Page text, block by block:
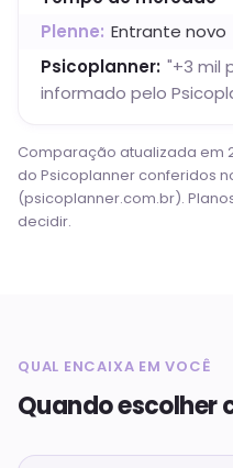
Plenne: Entrante novo
Psicoplanner: "+3 mil
informado pelo
Comparação atualizada em
do Psicoplanner conferidos
(psicoplanner.com.br).
decidir.
QUAL ENCAIXA EM VOCÊ
Quando escolher